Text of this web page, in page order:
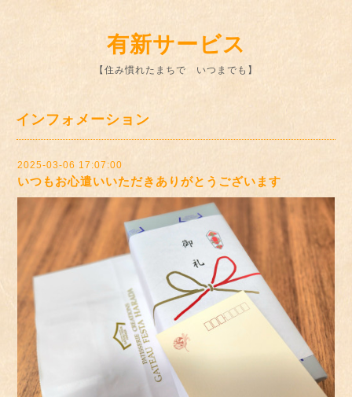
有新サービス
【住み慣れたまちで いつまでも】
インフォメーション
2025-03-06 17:07:00
いつもお心遣いいただきありがとうございます